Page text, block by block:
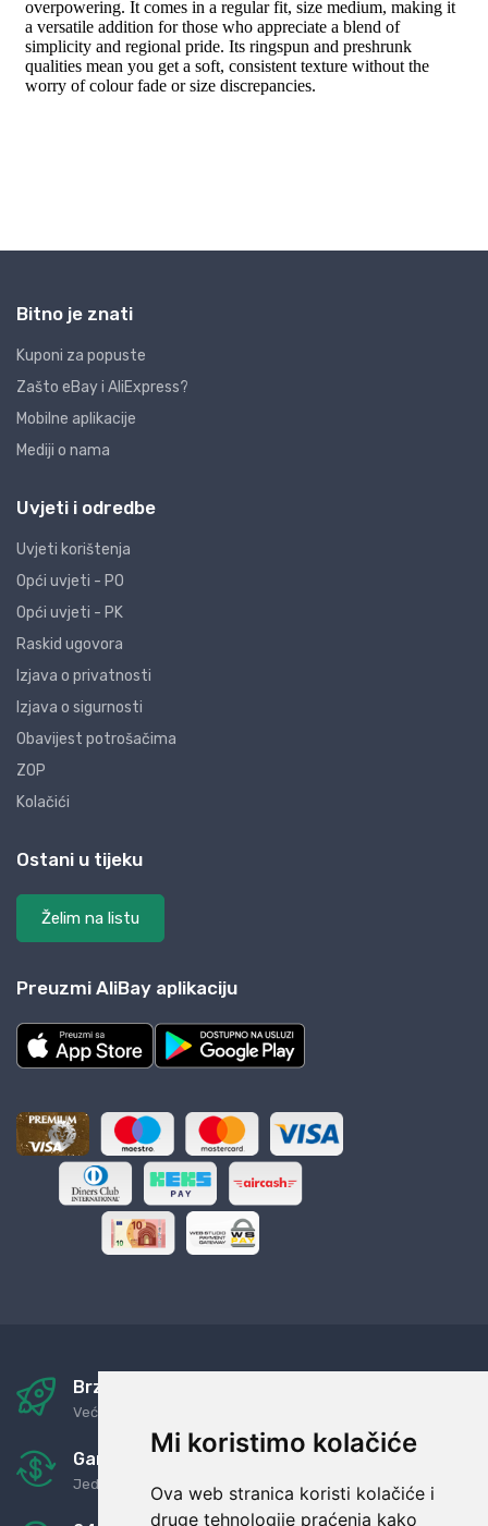
Mi koristimo kolačiće
Ova web stranica koristi kolačiće i
druge tehnologije praćenja kako
Bitno je znati
Kuponi za popuste
Zašto eBay i AliExpress?
Mobilne aplikacije
Mediji o nama
Uvjeti i odredbe
Uvjeti korištenja
Opći uvjeti - PO
Opći uvjeti - PK
Raskid ugovora
Izjava o privatnosti
Izjava o sigurnosti
Obavijest potrošačima
ZOP
Kolačići
Ostani u tijeku
Želim na listu
Preuzmi AliBay aplikaciju
Brza i sigurna dostava
Već za nekoliko dana kod vas
Garancija u povrat novaca
Jednostavno pravilo: Roba za novac